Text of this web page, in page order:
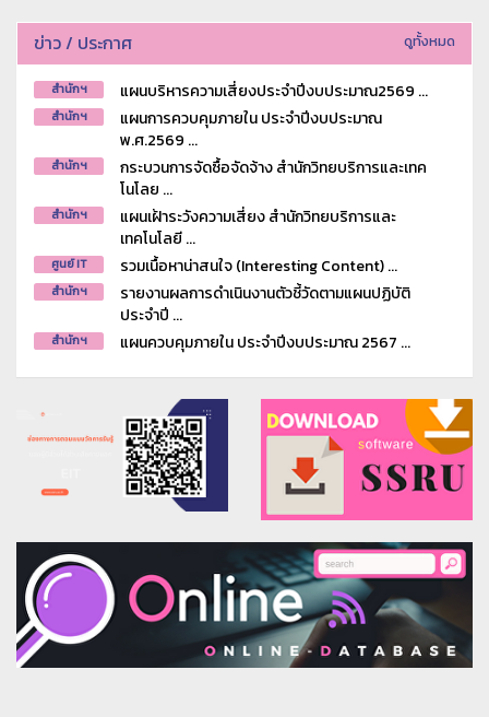
ข่าว / ประกาศ ดูทั้งหมด
สำนักฯ แผนบริหารความเสี่ยงประจำปีงบประมาณ2569 ...
สำนักฯ
แผนการควบคุมภายใน ประจำปีงบประมาณ
พ.ศ.2569 ...
สำนักฯ
กระบวนการจัดซื้อจัดจ้าง สำนักวิทยบริการและเทค
โนโลย ...
สำนักฯ
แผนเฝ้าระวังความเสี่ยง สำนักวิทยบริการและ
เทคโนโลยี ...
ศูนย์ IT รวมเนื้อหาน่าสนใจ (Interesting Content) ...
สำนักฯ
รายงานผลการดำเนินงานตัวชี้วัดตามแผนปฏิบัติ
ประจำปี ...
สำนักฯ แผนควบคุมภายใน ประจำปีงบประมาณ 2567 ...